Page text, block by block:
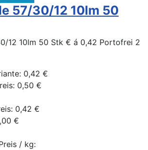
57/30/12 10lm 50
12 10lm 50 Stk € á 0,42 Portofrei 2
0,42 €
0,50 €
0,42 €
€
/ kg: